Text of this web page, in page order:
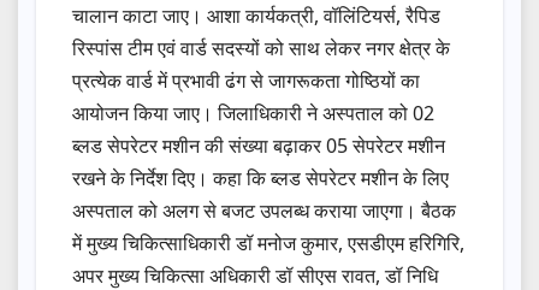
चालान काटा जाए। आशा कार्यकत्री, वॉलिंटियर्स, रैपिड
रिस्पांस टीम एवं वार्ड सदस्यों को साथ लेकर नगर क्षेत्र के
प्रत्येक वार्ड में प्रभावी ढंग से जागरूकता गोष्ठियों का
आयोजन किया जाए। जिलाधिकारी ने अस्पताल को 02
ब्लड सेपरेटर मशीन की संख्या बढ़ाकर 05 सेपरेटर मशीन
रखने के निर्देश दिए। कहा कि ब्लड सेपरेटर मशीन के लिए
अस्पताल को अलग से बजट उपलब्ध कराया जाएगा। बैठक
में मुख्य चिकित्साधिकारी डॉ मनोज कुमार, एसडीएम हरिगिरि,
अपर मुख्य चिकित्सा अधिकारी डॉ सीएस रावत, डॉ निधि